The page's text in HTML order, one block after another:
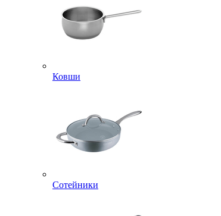
Ковши
Сотейники